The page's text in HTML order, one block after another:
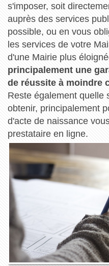
s'imposer, soit
auprès des services
possible, ou en vous
les services de votre
d'une Mairie plus
principalement une
de réussite à moindre
Reste également quelle
obtenir, principalement
d'acte de naissance
prestataire en ligne.